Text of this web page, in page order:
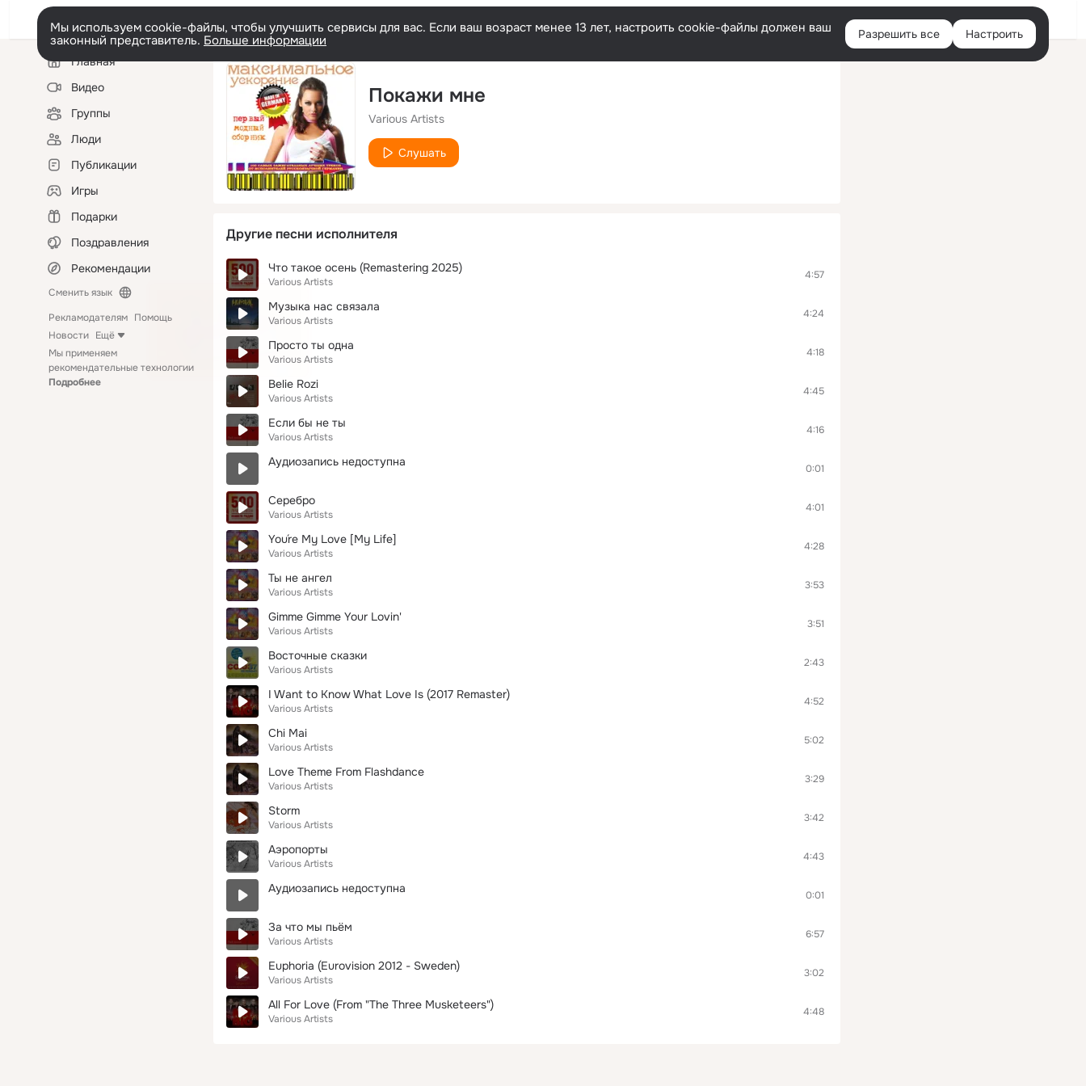
Войти
Мы используем cookie-файлы, чтобы улучшить сервисы для вас. Если ваш возраст менее 13 лет, настроить cookie-файлы должен ваш
законный представитель. Больше информации Разрешить все Настроить
Левая
колонкаГлавная
Видео
Группы
Люди
Публикации
Игры
Подарки
Поздравления
Рекомендации
Сменить язык
Рекламодателям Помощь
Новости Ещё
Мы применяем
рекомендательные технологии
Подробнее
Покажи мне
Various Artists
Слушать
Другие песни исполнителя
Что такое осень (Remastering 2025)
Various Artists
4:57
Музыка нас связала
Various Artists
4:24
Просто ты одна
Various Artists
4:18
Belie Rozi
Various Artists
4:45
Если бы не ты
Various Artists
4:16
Аудиозапись недоступна 0:01
Серебро
Various Artists
4:01
You´re My Love [My Life]
Various Artists
4:28
Ты не ангел
Various Artists
3:53
Gimme Gimme Your Lovin'
Various Artists
3:51
Восточные сказки
Various Artists
2:43
I Want to Know What Love Is (2017 Remaster)
Various Artists
4:52
Chi Mai
Various Artists
5:02
Love Theme From Flashdance
Various Artists
3:29
Storm
Various Artists
3:42
Аэропорты
Various Artists
4:43
Аудиозапись недоступна 0:01
За что мы пьём
Various Artists
6:57
Euphoria (Eurovision 2012 - Sweden)
Various Artists
3:02
All For Love (From "The Three Musketeers")
Various Artists
4:48